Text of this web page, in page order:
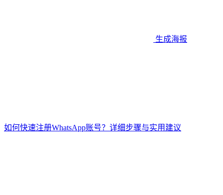
生成海报
如何快速注册WhatsApp账号？详细步骤与实用建议